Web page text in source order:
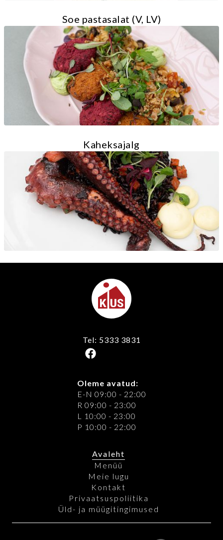
Soe pastasalat (V, LV)
Kaheksajalg
Tel: 5333 3831
Oleme avatud:
E-N 09:00 - 22:00
R 09:00 - 23:00
L 10:00 - 23:00
P 10:00 - 22:00
Avaleht
Menüü
Meie lugu
Kontakt
Privaatsuspoliitika
Üld- ja müügitingimused